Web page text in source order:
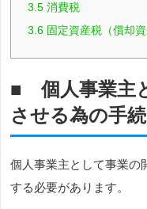
3.5 消費税
3.6 固定資産税（償却資
■ 個人事業主
させる為の手
個人事業主として事業の
する必要があります。